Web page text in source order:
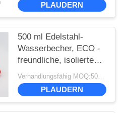
PLAUDERN
500 ml Edelstahl-
Wasserbecher, ECO -
freundliche, isolierte
Tasse aus Edelstahl
Verhandlungsfähig MOQ:500 Stück
PLAUDERN